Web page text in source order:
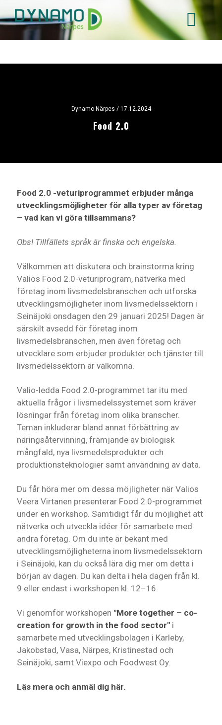
Hoppa
huvudinnehåll
Dynamo Närpes / 17.12.2024
Food 2.0
Food 2.0 -veturiprogrammet erbjuder många
utvecklingsmöjligheter för alla typer av företag
– vad kan vi göra tillsammans?
Obs! Tillfällets språk är finska och engelska.
Välkommen att diskutera och brainstorma kring
Valios Food 2.0-veturiprogram, nätverka med
företag inom livsmedelsbranschen och utforska
utvecklingsmöjligheter inom livsmedelssektorn i
Seinäjoki onsdagen den 29 januari 2025! Dagen är
särskilt avsedd för företag inom
livsmedelsbranschen, men även företag och
utvecklare som erbjuder produkter och tjänster till
livsmedelssektorn är välkomna.
Valio-ledda Food 2.0-programmet tar itu med
aktuella frågor i livsmedelssystemet som kräver
lösningar från företag inom olika branscher.
Teman inkluderar bland annat förbättring av
näringsåtervinning, främjande av biologisk
mångfald, nya livsmedelsprodukter och
produktionsteknologier samt användning av data.
Du får höra mer om dessa möjligheter när Valios
Veera Virtanen presenterar Food 2.0-programmet
under en workshop. Samtidigt får du möjlighet att
nätverka och utveckla idéer för samarbete med
andra företag. Om du inte är bekant med
utvecklingsmöjligheterna inom livsmedelssektorn
i Seinäjoki, kan du också lära dig mer om detta i
början av dagen. Du kan delta i hela dagen från kl.
9 eller endast i workshopen kl. 12–16.
Vi genomför workshopen "More together – co-
creation for growth in the food sector"i
samarbete med utvecklingsbolagen i Karleby,
Jakobstad, Vasa, Närpes, Kristinestad och
Seinäjoki, samt Viexpo och Foodwest Oy.
Läs mera och anmäl dig här.